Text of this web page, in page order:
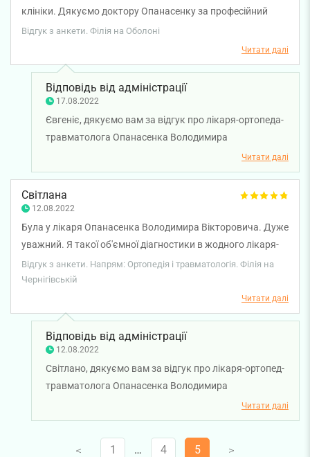
клініки. Дякуємо доктору Опанасенку за професійний
огляд та призначення. Починаю лікування відповідно до
результат.
Відгук з анкети. Філія на Оболоні
Читати далі
Відповідь від адміністрації
17.08.2022
Євгеніє, дякуємо вам за відгук про лікаря-ортопеда-
травматолога Опанасенка Володимира
Вікторовича. Бажаємо вам міцного здоров'я та
всього найкращого.
Читати далі
Світлана
12.08.2022
Була у лікаря Опанасенка Володимира Вікторовича. Дуже
уважний. Я такої об'ємної діагностики в жодного лікаря-
ортопеда не проходила. Призначив лікування та
додаткове обстеження. Нічого зайвого. Дякую
Володимиру Вікторовичу за професіоналізм та уважне
ставлення.
Відгук з анкети. Напрям: Ортопедія і травматологія. Філія на
Чернігівській
Читати далі
Відповідь від адміністрації
12.08.2022
Світлано, дякуємо вам за відгук про лікаря-ортопед-
травматолога Опанасенка Володимира
Вікторовича. Бажаємо вам міцного здоров'я!Читати далі
V 1 … 4 5 V